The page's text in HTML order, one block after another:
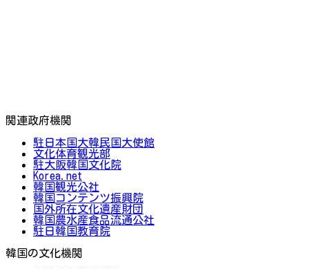
関連政府機関
駐日本国大韓民国大使館
文化体育観光部
駐大阪韓国文化院
Korea.net
韓国観光公社
韓国コンテンツ振興院
国外所在文化遺産財団
韓国農水産食品流通公社
駐日韓国教育院
韓国の文化機関